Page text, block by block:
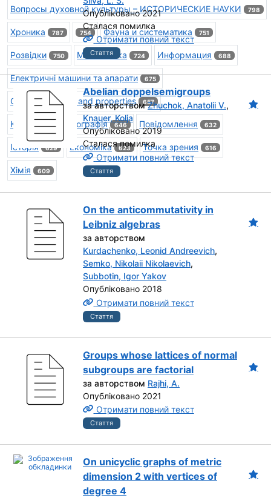
Вопросы духовной культуры – ИСТОРИЧЕСКИЕ НАУКИ 798
Хроника 787 754 Фауна и систематика 751
Розвідки 750 Математика 724 Информация 688
Електричні машини та апарати 675
Characterization and properties 657
Критика та бібліографія 646 Повідомлення 632
Історія 629 Економіка 623 Точка зрения 616
Хімія 609
Опубліковано 2021
Сталася помилка
Отримати повний текст
Стаття
Abelian doppelsemigroups
за авторствомZhuchok, Anatolii V.,
Knauer, Kolja
Опубліковано 2019
Сталася помилка
Отримати повний текст
Стаття
On the anticommutativity in
Leibniz algebras
за авторством
Kurdachenko, Leonid Andreevich,
Semko, Nikolaii Nikolaevich,
Subbotin, Igor Yakov
Опубліковано 2018
Отримати повний текст
Стаття
Groups whose lattices of normal
subgroups are factorial
за авторством Rajhi, A.
Опубліковано 2021
Отримати повний текст
Стаття
On unicyclic graphs of metric
dimension 2 with vertices of
degree 4